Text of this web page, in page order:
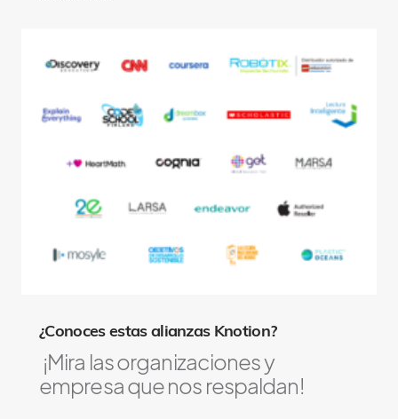
¿Conoces estas alianzas Knotion?
¡Mira las organizaciones y
empresa que nos respaldan!